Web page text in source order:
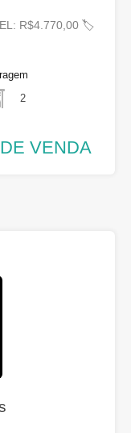
R$4.770,00 🏷
2
VENDA